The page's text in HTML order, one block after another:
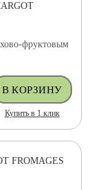
фруктовым
Купить в 1 клик
FROMAGES